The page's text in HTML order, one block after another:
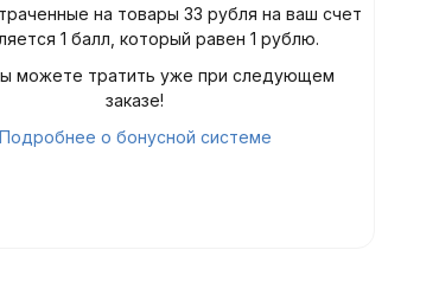
на товары 33 рубля на ваш счет
1 балл, который равен 1 рублю.
можете тратить уже при следующем
заказе!
Подробнее о бонусной системе